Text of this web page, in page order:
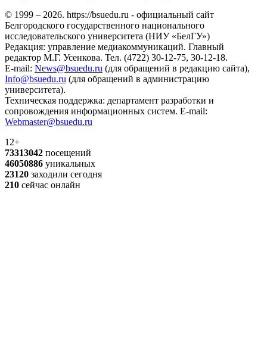
© 1999 – 2026. https://bsuedu.ru - официальный сайт
Белгородского государственного национального
исследовательского университета (НИУ «БелГУ»)
Редакция: управление медиакоммуникаций. Главный
редактор М.Г. Усенкова. Тел. (4722) 30-12-75, 30-12-18.
E-mail: News@bsuedu.ru (для обращений в редакцию сайта),
Info@bsuedu.ru (для обращений в администрацию
университета).
Техническая поддержка: департамент разработки и
сопровождения информационных систем. E-mail:
Webmaster@bsuedu.ru
12+
73313042 посещений
46050886 уникальных
23120 заходили сегодня
210 сейчас онлайн